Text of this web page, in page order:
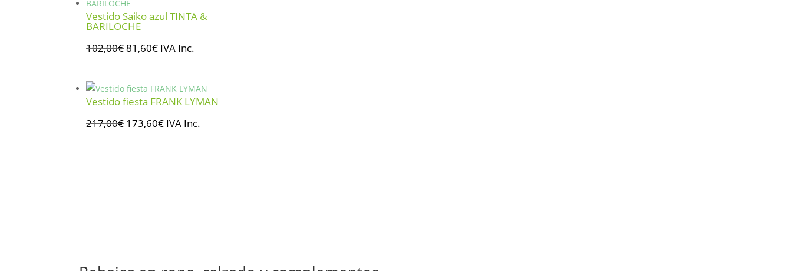
148,00€.
Vestido Saiko azul TINTA &
BARILOCHE
102,00€ El
era:
102,00€.
81,60€El
es:
81,60€.
IVA Inc.
Vestido fiesta FRANK LYMAN
217,00€ El
173,60€ElIVA Inc.